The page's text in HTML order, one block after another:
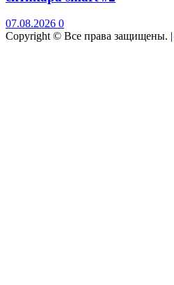
07.08.2026 0
Copyright © Все права защищены. |